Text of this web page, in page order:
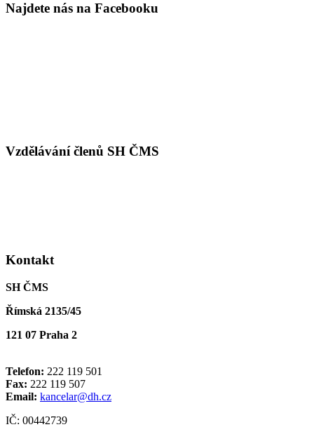
Najdete nás na Facebooku
Vzdělávání členů SH ČMS
Kontakt
SH ČMS
Římská 2135/45
121 07 Praha 2
Telefon: 222 119 501
Fax: 222 119 507
Email: kancelar@dh.cz
IČ: 00442739